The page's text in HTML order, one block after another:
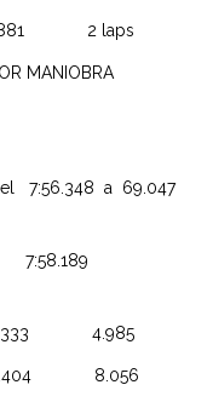
2 laps
MANIOBRA
a 69.047
7:58.189
4.985
8.056